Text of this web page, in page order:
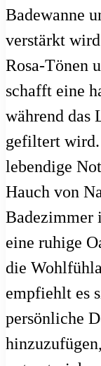
Badewanne
verstärkt
Rosa-Tönen
schafft eine
während das
gefiltert wird.
lebendige
Hauch von
Badezimmer
eine ruhige
die
empfiehlt es
persönliche